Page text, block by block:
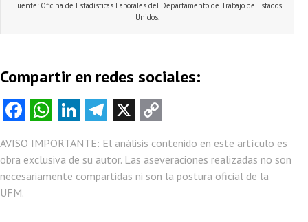
Fuente: Oficina de Estadísticas Laborales del Departamento de Trabajo de Estados
Unidos.
Compartir en redes sociales:
Fa
ce
b
o
W
ha
ts
A
Li
nk
e
dI
Te
le
gr
a
X
o
py
Li
AVISO IMPORTANTE: El análisis contenido en este artículo es
obra exclusiva de su autor. Las aseveraciones realizadas no son
necesariamente compartidas ni son la postura oficial de la
UFM.